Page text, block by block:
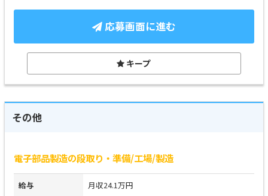
応募画面に進む
キープ
その他
電子部品製造の段取り・準備/工場/製造
給与 月収24.1万円